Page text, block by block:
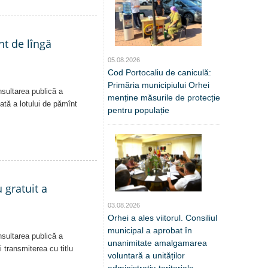
de lîngă
publică a
a lotului de pămînt
gratuit a
publică a
transmiterea cu titlu
05.08.2026
Cod Portocaliu de caniculă:
Primăria municipiului Orhei
menține măsurile de protecție
pentru populație
03.08.2026
Orhei a ales viitorul. Consiliul
municipal a aprobat în
unanimitate amalgamarea
voluntară a unităților